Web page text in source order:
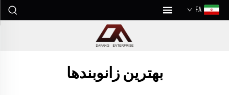
FA
بهترین زانوبندها